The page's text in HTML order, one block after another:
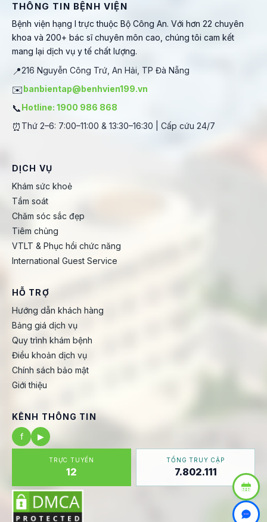
THÔNG TIN BỆNH VIỆN
Bệnh viện hạng I trực thuộc Bộ Công An. Với hơn 22 chuyên
khoa và 200+ bác sĩ chuyên môn cao, chúng tôi cam kết
mang lại dịch vụ y tế chất lượng.
📍216 Nguyễn Công Trứ, An Hải, TP Đà Nẵng
✉️banbientap@benhvien199.vn
📞Hotline: 1900 986 868
⏰ Thứ 2–6: 7:00–11:00 & 13:30–16:30 | Cấp cứu 24/7
DỊCH VỤ
Khám sức khoẻ
Tầm soát
Chăm sóc sắc đẹp
Tiêm chủng
VTLT & Phục hồi chức năng
International Guest Service
HỖ TRỢ
Hướng dẫn khách hàng
Bảng giá dịch vụ
Quy trình khám bệnh
Điều khoản dịch vụ
Chính sách bảo mật
Giới thiệu
KÊNH THÔNG TIN
f
▶
TRỰC TUYẾN
12
TỔNG TRUY CẬP
7.802.111